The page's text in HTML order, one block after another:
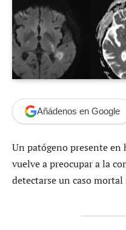
Añádenos en Google
Un patógeno presente en
vuelve a preocupar a la
detectarse un caso